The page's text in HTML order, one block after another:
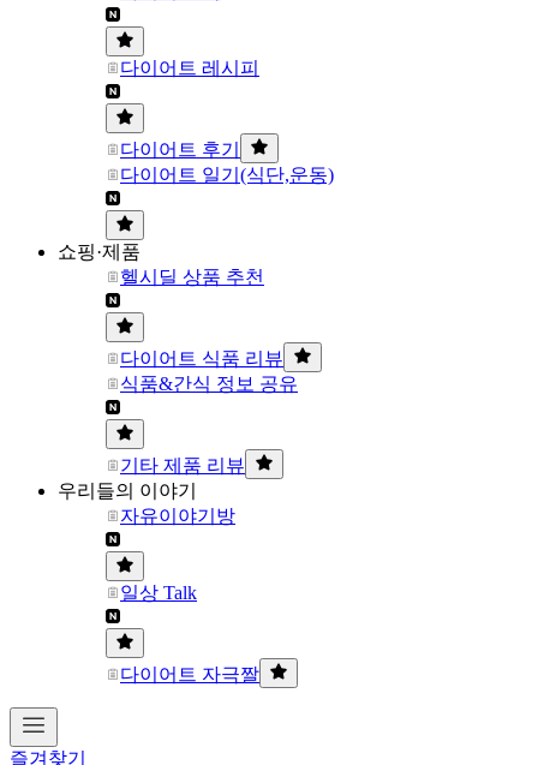
다이어트 레시피
다이어트 후기
다이어트 일기(식단,운동)
쇼핑·제품
헬시딜 상품 추천
다이어트 식품 리뷰
식품&간식 정보 공유
기타 제품 리뷰
우리들의 이야기
자유이야기방
일상 Talk
다이어트 자극짤
즐겨찾기